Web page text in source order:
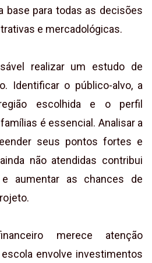
base para todas as decisões
e mercadológicas.
realizar um estudo de
Identificar o público-alvo, a
escolhida e o perfil
é essencial. Analisar a
seus pontos fortes e
não atendidas contribui
aumentar as chances de
merece atenção
envolve investimentos